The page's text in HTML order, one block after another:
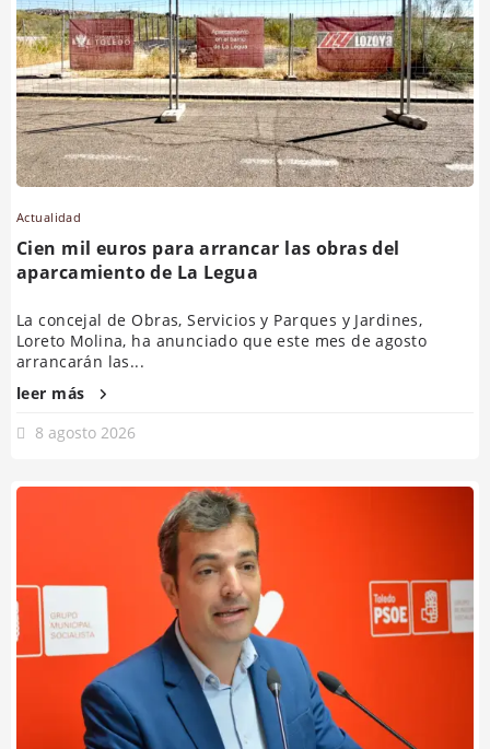
Actualidad
Cien mil euros para arrancar las obras del
aparcamiento de La Legua
La concejal de Obras, Servicios y Parques y Jardines,
Loreto Molina, ha anunciado que este mes de agosto
arrancarán las...
leer más
8 agosto 2026